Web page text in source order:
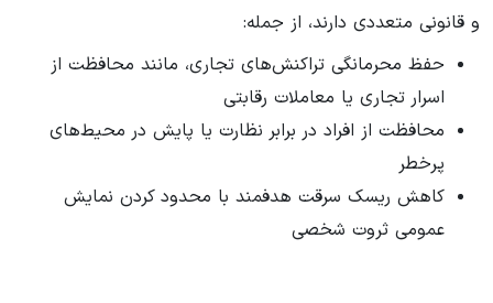
و قانونی متعددی دارند، از جمله:
حفظ محرمانگی تراکنش‌های تجاری، مانند محافظت از
اسرار تجاری یا معاملات رقابتی
محافظت از افراد در برابر نظارت یا پایش در محیط‌های
پرخطر
کاهش ریسک سرقت هدفمند با محدود کردن نمایش
عمومی ثروت شخصی